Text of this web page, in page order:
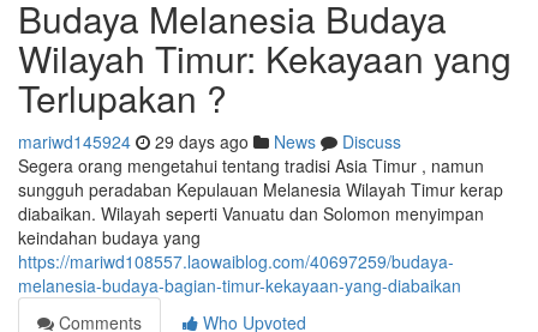
Budaya Melanesia Budaya
Wilayah Timur: Kekayaan yang
Terlupakan ?
mariwd145924 29 days ago News
Discuss
Segera orang mengetahui tentang tradisi Asia Timur , namun
sungguh peradaban Kepulauan Melanesia Wilayah Timur kerap
diabaikan. Wilayah seperti Vanuatu dan Solomon menyimpan
keindahan budaya yang
https://mariwd108557.laowaiblog.com/40697259/budaya-
melanesia-budaya-bagian-timur-kekayaan-yang-diabaikan
Comments
Who Upvoted